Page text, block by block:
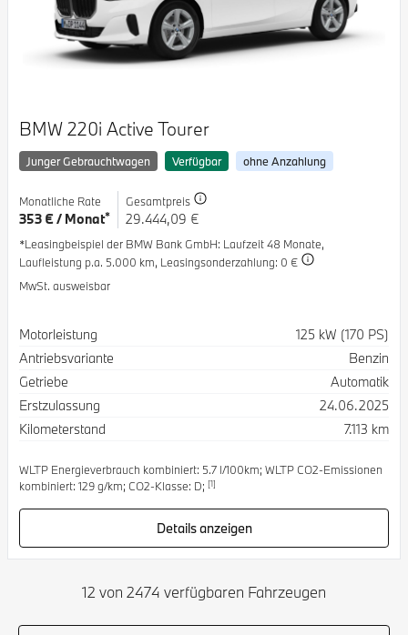
BMW 220i Active Tourer
Junger Gebrauchtwagen Verfügbar ohne Anzahlung
Monatliche Rate
353 € / Monat*
Gesamtpreis
29.444,09 €
*Leasingbeispiel der BMW Bank GmbH: Laufzeit 48 Monate,
Laufleistung p.a. 5.000 km, Leasingsonderzahlung: 0 €
MwSt. ausweisbar
Spezifikation
Motorleistung
125 kW (170 PS)
Antriebsvariante
Benzin
Getriebe
Automatik
Erstzulassung
24.06.2025
Kilometerstand
7.113 km
WLTP Energieverbrauch kombiniert: 5.7 l/100km; WLTP CO2-Emissionen
kombiniert: 129 g/km; CO2-Klasse: D; [1]
Details anzeigen
12 von 2474 verfügbaren Fahrzeugen